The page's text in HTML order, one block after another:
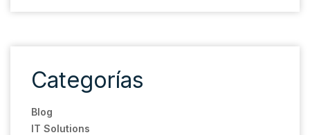
Categorías
Blog
IT Solutions